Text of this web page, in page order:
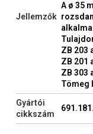
Jellemzők
A ø 35
ZB 203
ZB 201
ZB 303
Tömeg
Gyártói
cikkszám